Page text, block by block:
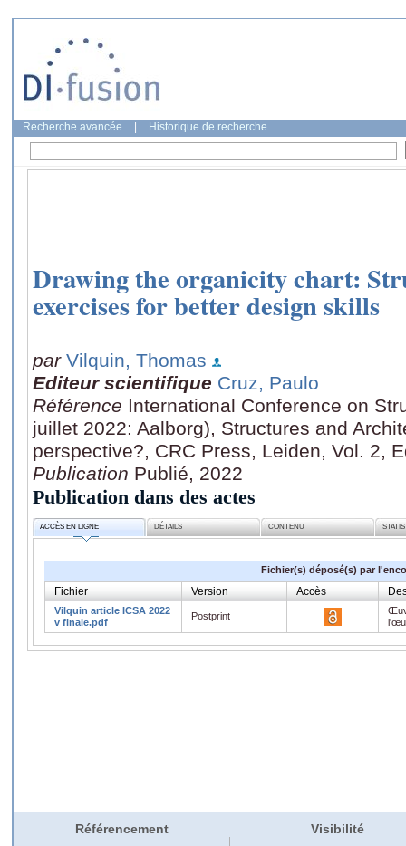
Recherche avancée Historique de recherche
Drawing the organicity chart:
exercises for better design skills
par Vilquin, Thomas
Editeur scientifique Cruz, Paulo
Référence International Conference on
juillet 2022: Aalborg), Structures and
perspective?, CRC Press, Leiden, Vol. 2,
Publication Publié, 2022
Publication dans des actes
ACCÈS EN LIGNE DÉTAILS CONTENU
Fichier(s) déposé(s) par
Fichier Version Accès
Vilquin article ICSA 2022
v finale.pdf
Postprint
Référencement Visibilité